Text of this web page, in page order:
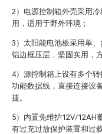
2）电源控制箱外壳采用
用，适用于野外环境；
3）太阳能电池板采用单
铝边框压层，坚固实用，
4）源控制箱上设有多个
功能数据线，直接连接设
捷。
5）内置免维护12V/12AH
有过充过放保护装置和过